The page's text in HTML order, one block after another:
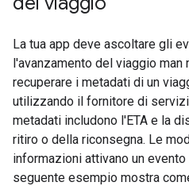
La tua app deve ascoltare gli
l'avanzamento del viaggio man
recuperare i metadati di un
utilizzando il fornitore di
metadati includono l'ETA e la
ritiro o della riconsegna. Le
informazioni attivano un evento
seguente esempio mostra